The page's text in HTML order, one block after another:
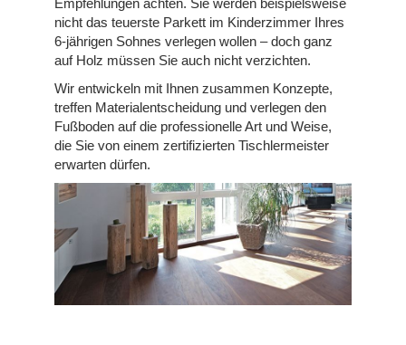
Empfehlungen achten. Sie werden beispielsweise
nicht das teuerste Parkett im Kinderzimmer Ihres
6-jährigen Sohnes verlegen wollen – doch ganz
auf Holz müssen Sie auch nicht verzichten.
Wir entwickeln mit Ihnen zusammen Konzepte,
treffen Materialentscheidung und verlegen den
Fußboden auf die professionelle Art und Weise,
die Sie von einem zertifizierten Tischlermeister
erwarten dürfen.